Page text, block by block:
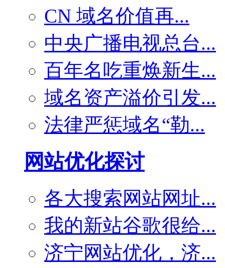
CN 域名价值再...
中央广播电视总台...
百年名吃重焕新生...
域名资产溢价引发...
法律严惩域名“勒...
网站优化探讨
各大搜索网站网址...
我的新站谷歌很给...
济宁网站优化，济...